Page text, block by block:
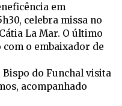
em
celebra missa no
La Mar. O último
o embaixador de
Bispo do Funchal visita
acompanhado